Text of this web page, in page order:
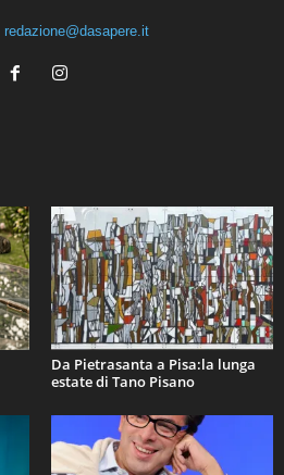
redazione@dasapere.it
Da Pietrasanta a Pisa:la lunga
estate di Tano Pisano